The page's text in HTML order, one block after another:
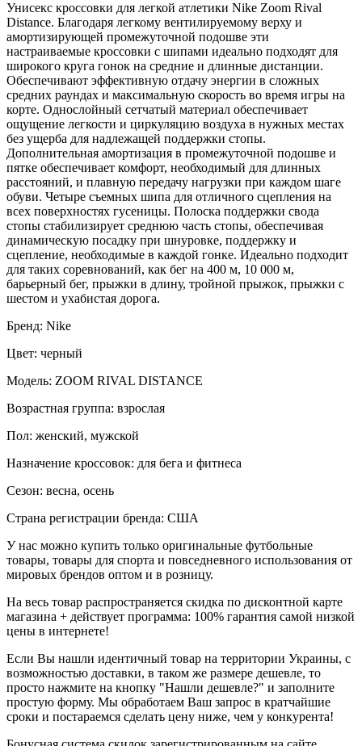
Унисекс кроссовки для легкой атлетики Nike Zoom Rival
Distance. Благодаря легкому вентилируемому верху и
амортизирующей промежуточной подошве эти
настраиваемые кроссовки с шипами идеально подходят для
широкого круга гонок на средние и длинные дистанции.
Обеспечивают эффективную отдачу энергии в сложных
средних раундах и максимальную скорость во время игры на
корте. Однослойный сетчатый материал обеспечивает
ощущение легкости и циркуляцию воздуха в нужных местах
без ущерба для надлежащей поддержки стопы.
Дополнительная амортизация в промежуточной подошве и
пятке обеспечивает комфорт, необходимый для длинных
расстояний, и плавную передачу нагрузки при каждом шаге
обуви. Четыре съемных шипа для отличного сцепления на
всех поверхностях гусеницы. Полоска поддержки свода
стопы стабилизирует среднюю часть стопы, обеспечивая
динамическую посадку при шнуровке, поддержку и
сцепление, необходимые в каждой гонке. Идеально подходит
для таких соревнований, как бег на 400 м, 10 000 м,
барьерный бег, прыжки в длину, тройной прыжок, прыжки с
шестом и ухабистая дорога.
Бренд: Nike
Цвет: черный
Модель: ZOOM RIVAL DISTANCE
Возрастная группа: взрослая
Пол: женский, мужской
Назначение кроссовок: для бега и фитнеса
Сезон: весна, осень
Страна регистрации бренда: США
У нас можно купить только оригинальные футбольные
товары, товары для спорта и повседневного использования от
мировых брендов оптом и в розницу.
На весь товар распространяется скидка по дисконтной карте
магазина + действует программа: 100% гарантия самой низкой
цены в интернете!
Если Вы нашли идентичный товар на территории Украины, с
возможностью доставки, в таком же размере дешевле, то
просто нажмите на кнопку "Нашли дешевле?" и заполните
простую форму. Мы обработаем Ваш запрос в кратчайшие
сроки и постараемся сделать цену ниже, чем у конкурента!